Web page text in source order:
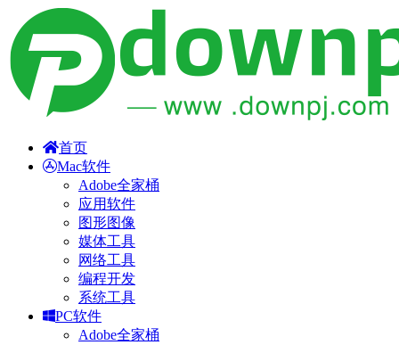
首页
Mac软件
Adobe全家桶
应用软件
图形图像
媒体工具
网络工具
编程开发
系统工具
PC软件
Adobe全家桶